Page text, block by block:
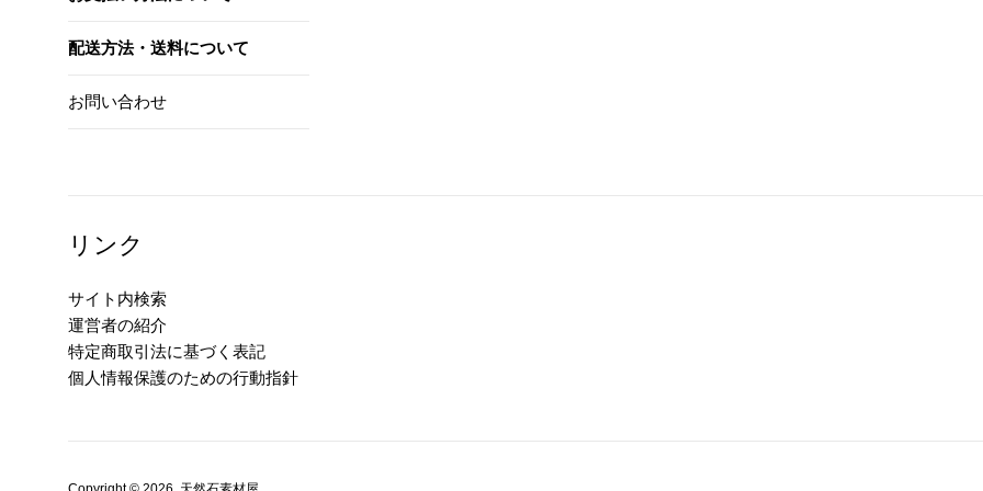
配送方法・送料について
お問い合わせ
リンク
サイト内検索
運営者の紹介
特定商取引法に基づく表記
個人情報保護のための行動指針